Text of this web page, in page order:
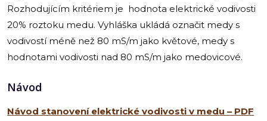
Rozhodujícím kritériem je hodnota elektrické vodivosti
20% roztoku medu. Vyhláška ukládá označit medy s
vodivostí méně než 80 mS/m jako květové, medy s
hodnotami vodivosti nad 80 mS/m jako medovicové.
Návod
Návod stanovení elektrické vodivosti v medu – PDF